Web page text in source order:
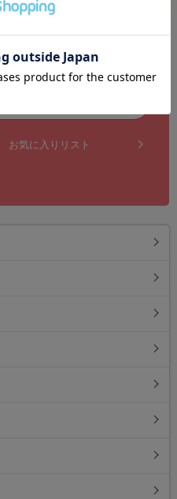
ルマガ登録
お気に入りリスト